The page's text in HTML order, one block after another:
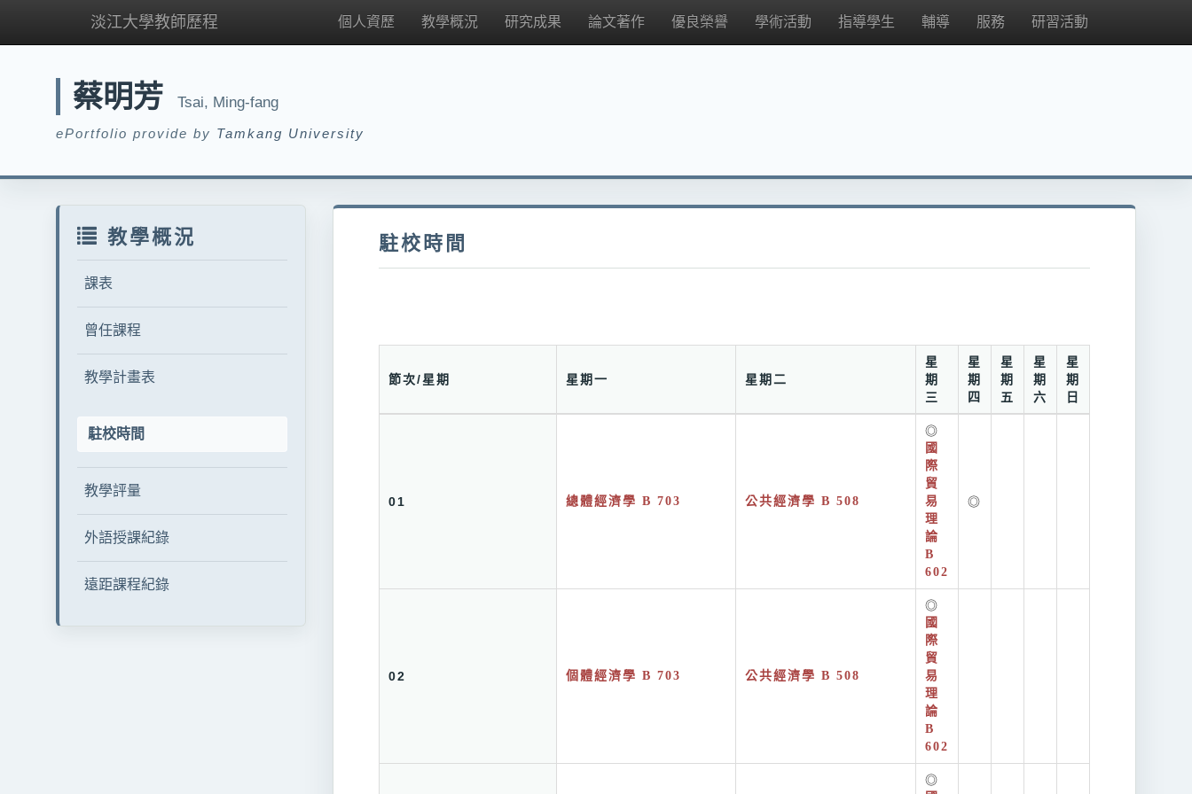
淡江大學教師歷程 個人資歷 教學概況 研究成果 論文著作 優良榮譽 學術活動 指導學生 輔導 服務 研習活動
蔡明芳 Tsai, Ming-fang
ePortfolio provide by Tamkang University
教學概況
課表
曾任課程
教學計畫表
駐校時間
教學評量
外語授課紀錄
遠距課程紀錄
駐校時間
節次/星期 星期一 星期二
星
期
三
星
期
四
星
期
五
星
期
六
星
期
日
01 總體經濟學 B 703 公共經濟學 B 508
◎
國
際
貿
易
理
論
B
602
◎
02 個體經濟學 B 703 公共經濟學 B 508
◎
國
際
貿
易
理
論
B
602
◎